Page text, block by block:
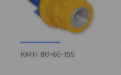
КМН 80-65-155